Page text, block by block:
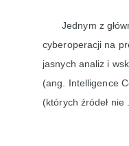
Jednym z
cyberoperacji na
jasnych analiz i
(ang. Intelligence
(których źródeł nie